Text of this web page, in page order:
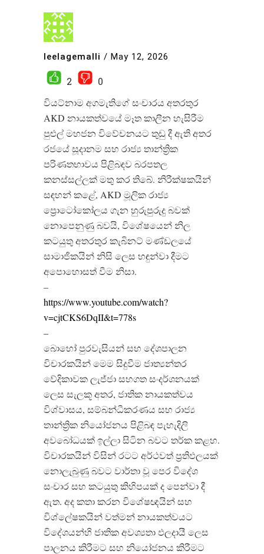
leelagemalli / May 12, 2026
2
0
වියට්නාම අගමැතිගේ සංචාරය අතරතුර
AKD නායකත්වයේ මෑත කාලීන හැසිරීම
පුළුල් මහජන විවේචනයට තුඩු දී ඇති අතර
රජයේ සූදානම සහ රාජ්‍ය තාන්ත්‍රික
පරිණතභාවය පිළිබඳව බරපතල
කනස්සල්ලක් මතු කර තිබේ. නිරීක්ෂකයින්
සඳහන් කළේ, AKD මූලික රාජ්‍ය
ප්‍රොටෝකෝලය ගැන හුරුපුරුදු බවක්
නොපෙනුණු බවයි, විශේෂයෙන් නිල
කටයුතු අතරතුර කැබිනට් මණ්ඩලයේ
සාමාජිකයින් නිසි ලෙස හඳුන්වා දීමට
අපොහොසත් වීම නිසා.
–
https://www.youtube.com/watch?
v=cjtCKS6DqII&t=778s
–
බොහෝ පුරවැසියන් සහ දේශපාලන
විචාරකයින් මෙම සිදුවීම ජාත්‍යන්තර
වේදිකාවක ලැජ්ජා සහගත සංදර්ශනයක්
ලෙස සැලකූ අතර, ජාතික නායකත්වය
විශ්වාසය, සම්බන්ධීකරණය සහ රාජ්‍ය
තාන්ත්‍රික නියෝජනය පිළිබඳ පැහැදිලි
අවබෝධයක් ඉල්ලා සිටින බවට තර්ක කළහ.
විචාරකයින් විසින් රටට අර්ථවත් ප්‍රතිඵලයක්
නොලැබුණු බවට වාර්තා වූ පෙර විදේශ
සංචාර සහ කටයුතු කිහිපයක් ද පෙන්වා දී
ඇත. අද කතා කරන විශේෂඥයින් සහ
විශ්ලේෂකයින් වත්මන් නායකත්වයට
විදේශයන්හි ජාතික අවශ්‍යතා ඵලදායී ලෙස
පාලනය කිරීමට සහ නියෝජනය කිරීමට